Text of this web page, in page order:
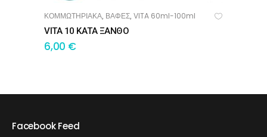
ΠΡΟΣΘΉΚΗ ΣΤΟ ΚΑΛΆΘΙ
ΚΟΜΜΩΤΗΡΙΑΚΑ ΒΑΦΕΣ VITA 60ml-100ml
VITA 10 ΚΑΤΑ ΞΑΝΘΟ
6,00 €
Facebook Feed